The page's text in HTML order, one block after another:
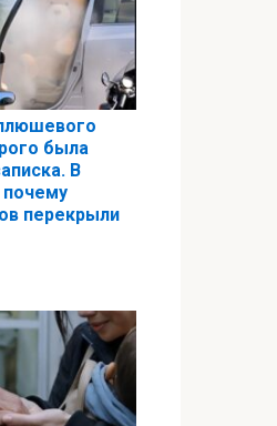
была
В
почему
перекрыли